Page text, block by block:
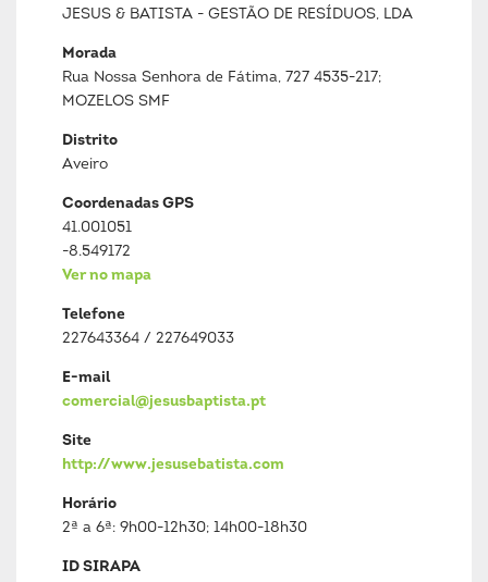
JESUS & BATISTA - GESTÃO DE RESÍDUOS, LDA
Morada
Rua Nossa Senhora de Fátima, 727 4535-217;
MOZELOS SMF
Distrito
Aveiro
Coordenadas GPS
41.001051
-8.549172
Ver no mapa
Telefone
227643364 / 227649033
E-mail
comercial@jesusbaptista.pt
Site
http://www.jesusebatista.com
Horário
2ª a 6ª: 9h00-12h30; 14h00-18h30
ID SIRAPA